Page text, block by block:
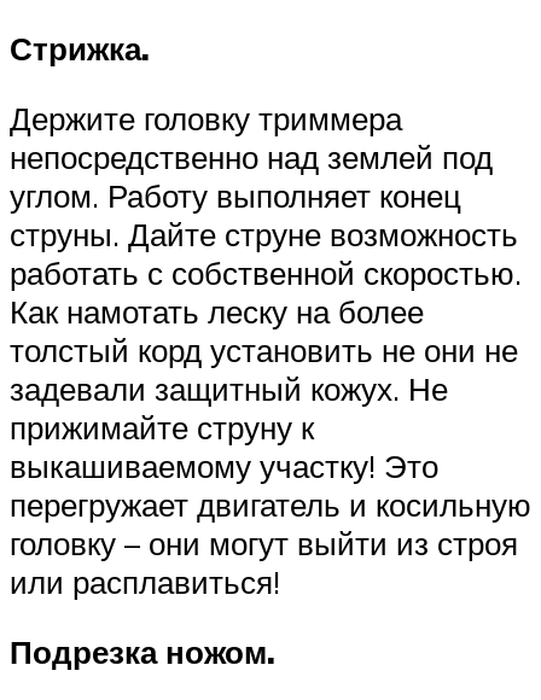
Стрижка.
Держите головку триммера
непосредственно над землей под
углом. Работу выполняет конец
струны. Дайте струне возможность
работать с собственной скоростью.
Как намотать леску на более
толстый корд установить не они не
задевали защитный кожух. Не
прижимайте струну к
выкашиваемому участку! Это
перегружает двигатель и косильную
головку – они могут выйти из строя
или расплавиться!
Подрезка ножом.